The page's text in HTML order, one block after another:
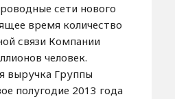
сети нового
время количество
связи Компании
человек.
выручка Группы
полугодие 2013 года